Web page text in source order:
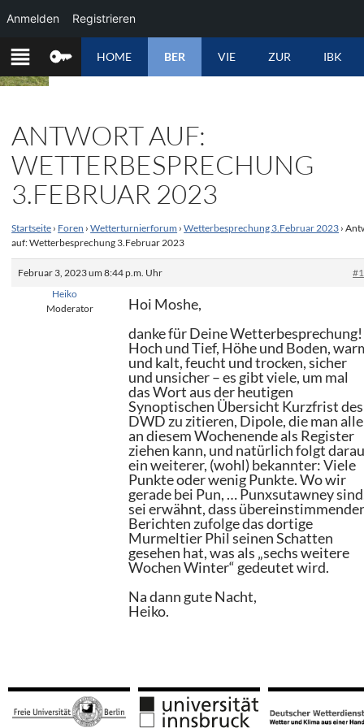
ZUM
INHALT
SPRINGEN
HOME BER VIE ZUR IBK
ANTWORT AUF:
WETTERBESPRECHUNG
3.FEBRUAR 2023
Startseite › Foren › Wetterturnierforum › Wetterbesprechung 3.Februar 2023 ›
auf: Wetterbesprechung 3.Februar 2023
Februar 3, 2023 um 8:44 p.m. Uhr
Heiko
Moderator
Hoi Moshe,
danke für Deine Wetterbesprechung!
Hoch und Tief, Höhe und Boden,
und kalt, feucht und trocken, sicher
und unsicher – es gibt viele, um mal
das Wort aus der heutigen
Synoptischen Übersicht Kurzfrist des
DWD zu zitieren, Dipole, die man alle
an diesem Wochenende als Register
ziehen kann, und natürlich folgt
ein weiterer, (wohl) bekannter: Viele
Punkte oder wenig Punkte. Wo wir
gerade bei Pun, … Punxsutawney
sei erwähnt, dass
Berichten zufolge das dortige
Murmeltier Phil seinen Schatten
gesehen hat, was als „sechs weitere
Wochen Winter“ gedeutet wird.
Na dann gute Nacht,
Heiko.
Anmelden Registrieren